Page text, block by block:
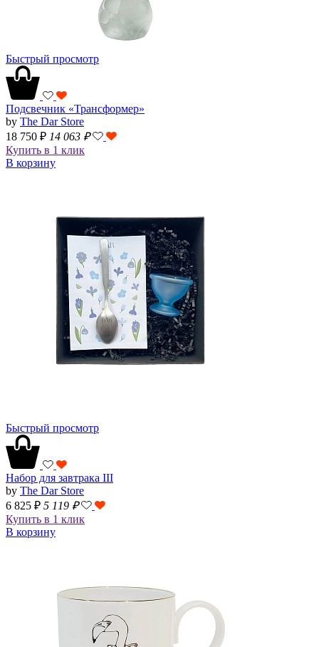
Быстрый просмотр
Подсвечник «Трансформер»
by The Dar Store
18 750 ₽ 14 063 ₽
Купить в 1 клик
В корзину
Быстрый просмотр
Набор для завтрака III
by The Dar Store
6 825 ₽ 5 119 ₽
Купить в 1 клик
В корзину